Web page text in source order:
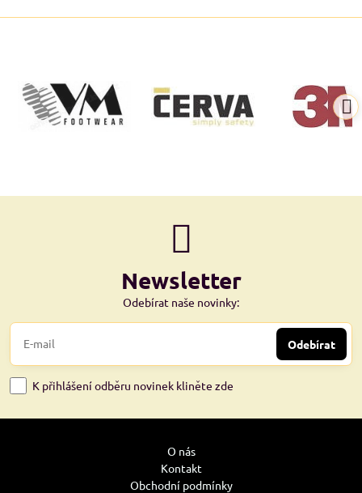
Newsletter
Odebírat naše novinky:
Odebírat
K přihlášení odběru novinek kliněte zde
O nás
Kontakt
Obchodní podmínky